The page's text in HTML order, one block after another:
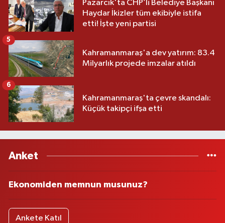
Pazarcık'ta CHP’li Belediye Başkanı
Haydar İkizler tüm ekibiyle istifa
etti! İşte yeni partisi
Kahramanmaraş'a dev yatırım: 83.4
Milyarlık projede imzalar atıldı
5
Kahramanmaraş'ta çevre skandalı:
Küçük takipçi ifşa etti
6
Anket
Ekonomiden memnun musunuz?
Ankete Katıl